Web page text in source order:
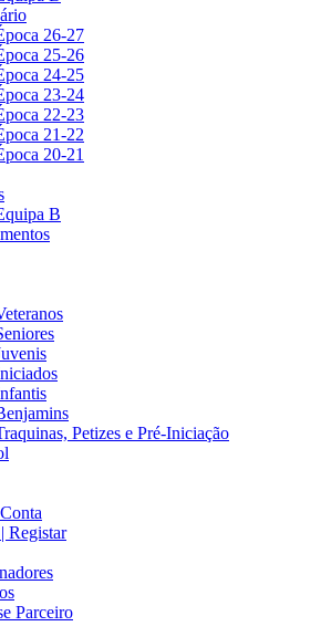
26-27
25-26
24-25
23-24
22-23
21-22
20-21
B
Petizes e Pré-Iniciação
Registar
Parceiro